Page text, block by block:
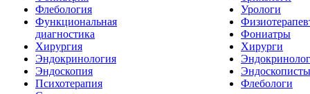
Флебология
Функциональная
диагностика
Хирургия
Эндокринология
Эндоскопия
Психотерапия
Урологи
Фониатры
Хирурги
Эндоскописты
Флебологи